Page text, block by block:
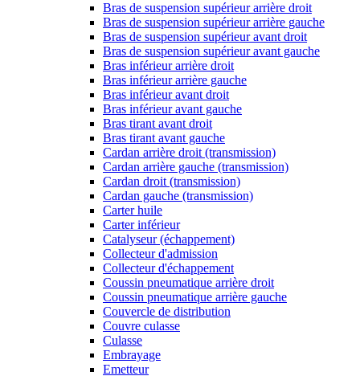
Bras de suspension supérieur arrière droit
Bras de suspension supérieur arrière gauche
Bras de suspension supérieur avant droit
Bras de suspension supérieur avant gauche
Bras inférieur arrière droit
Bras inférieur arrière gauche
Bras inférieur avant droit
Bras inférieur avant gauche
Bras tirant avant droit
Bras tirant avant gauche
Cardan arrière droit (transmission)
Cardan arrière gauche (transmission)
Cardan droit (transmission)
Cardan gauche (transmission)
Carter huile
Carter inférieur
Catalyseur (échappement)
Collecteur d'admission
Collecteur d'échappement
Coussin pneumatique arrière droit
Coussin pneumatique arrière gauche
Couvercle de distribution
Couvre culasse
Culasse
Embrayage
Emetteur